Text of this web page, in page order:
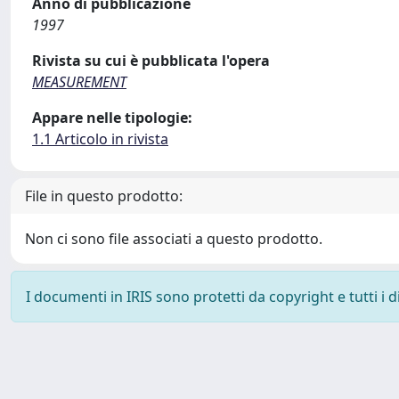
1997
Rivista su cui è pubblicata l'opera
MEASUREMENT
Appare nelle tipologie:
1.1 Articolo in rivista
File in questo prodotto:
Non ci sono file associati a questo prodotto.
I documenti in IRIS sono protetti da copyright e tutti i